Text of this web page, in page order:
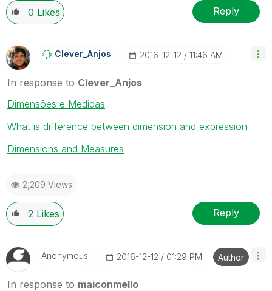
0 Likes Reply
Clever_Anjos ‎2016-12-12 11:46 AM
In response to Clever_Anjos
Dimensões e Medidas
What is difference between dimension and expression
Dimensions and Measures
2,209 Views
2 Likes Reply
Anonymous ‎2016-12-12 01:29 PM Author
In response to maiconmello